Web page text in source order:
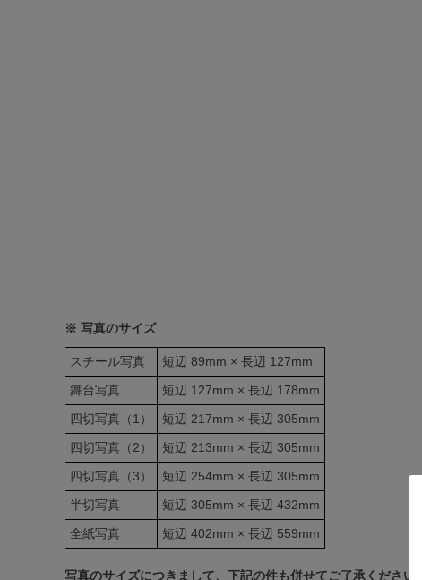
※ 写真のサイズ
スチール写真
短辺 89mm × 長辺 127mm
舞台写真
短辺 127mm × 長辺 178mm
四切写真（1）
短辺 217mm × 長辺 305mm
四切写真（2）
短辺 213mm × 長辺 305mm
四切写真（3）
短辺 254mm × 長辺 305mm
半切写真
短辺 305mm × 長辺 432mm
全紙写真
短辺 402mm × 長辺 559mm
写真のサイズにつきまして、下記の件も併せてご了承ください。